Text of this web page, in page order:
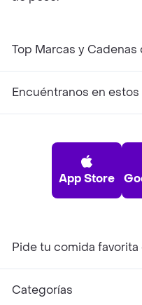
Top Marcas y
Encuéntranos en estos
App Store
Pide tu comida
Categorías